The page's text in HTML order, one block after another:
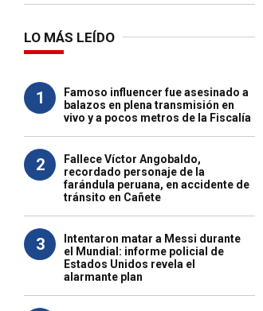
LO MÁS LEÍDO
1
Famoso influencer fue asesinado a
balazos en plena transmisión en
vivo y a pocos metros de la Fiscalía
2
Fallece Víctor Angobaldo,
recordado personaje de la
farándula peruana, en accidente de
tránsito en Cañete
3
Intentaron matar a Messi durante
el Mundial: informe policial de
Estados Unidos revela el
alarmante plan